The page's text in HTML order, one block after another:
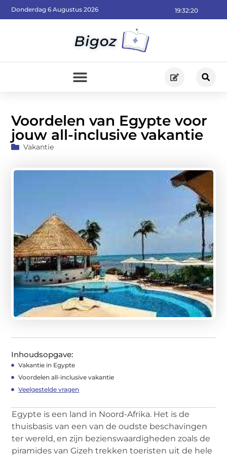
19:32:22
Donderdag 6 Augustus 2026
Voordelen van Egypte voor
jouw all-inclusive vakantie
Vakantie
Inhoudsopgave:
Vakantie in Egypte
Voordelen all-inclusive vakantie
Veelgestelde vragen
Egypte is een land in Noord-Afrika. Het is de
thuisbasis van een van de oudste beschavingen
ter wereld, en zijn bezienswaardigheden zoals de
piramides van Gizeh trekken toeristen uit de hele